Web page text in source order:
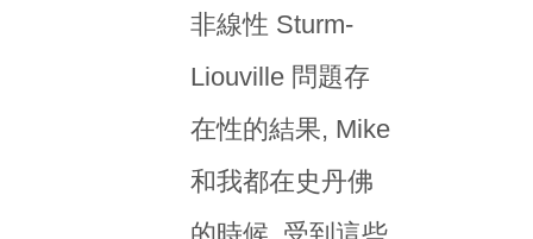
非線性 Sturm-
Liouville 問題存
在性的結果, Mike
和我都在史丹佛